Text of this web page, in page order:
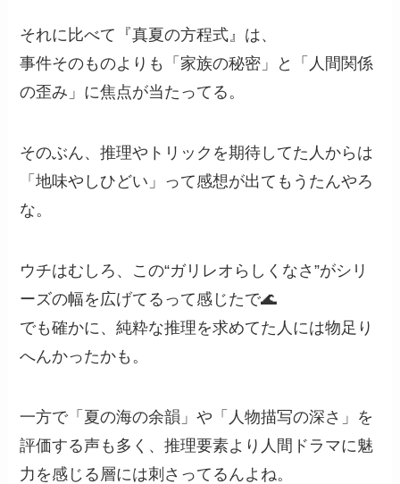
それに比べて『真夏の方程式』は、
事件そのものよりも「家族の秘密」と「人間関係
の歪み」に焦点が当たってる。
そのぶん、推理やトリックを期待してた人からは
「地味やしひどい」って感想が出てもうたんやろ
な。
ウチはむしろ、この“ガリレオらしくなさ”がシリ
ーズの幅を広げてるって感じたで🌊
でも確かに、純粋な推理を求めてた人には物足り
へんかったかも。
一方で「夏の海の余韻」や「人物描写の深さ」を
評価する声も多く、推理要素より人間ドラマに魅
力を感じる層には刺さってるんよね。